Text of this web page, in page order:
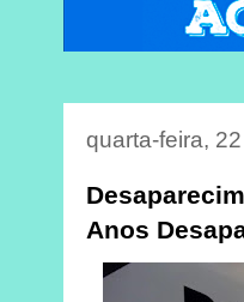
quarta-feira,
Anos